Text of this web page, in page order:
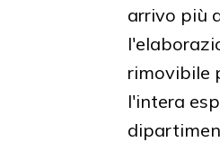
arrivo più
rimovibile
l'intera